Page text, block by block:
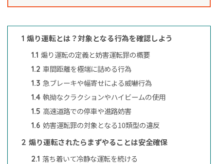
1 煽り運転とは？対象となる行為を確認しよう
1.1 煽り運転の定義と妨害運転罪の概要
1.2 車間距離を極端に詰める行為
1.3 急ブレーキや幅寄せによる威嚇行為
1.4 執拗なクラクションやハイビームの使用
1.5 高速道路での停車や進路妨害
1.6 妨害運転罪の対象となる10類型の違反
2 煽り運転されたらまずやることは安全確保
2.1 落ち着いて冷静な運転を続ける